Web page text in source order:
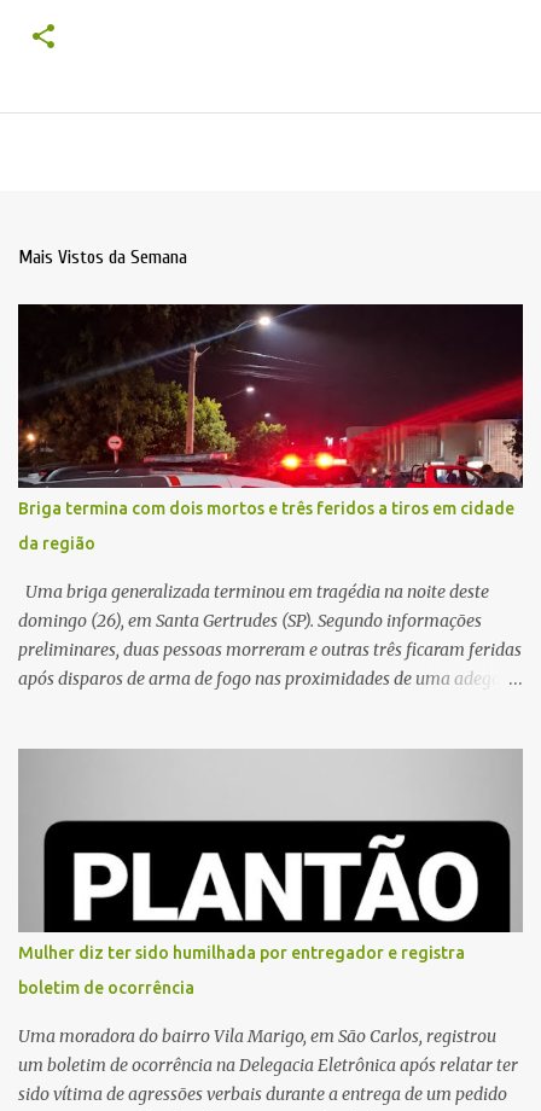
Mais Vistos da Semana
Briga termina com dois mortos e três feridos a tiros em cidade
da região
Uma briga generalizada terminou em tragédia na noite deste
domingo (26), em Santa Gertrudes (SP). Segundo informações
preliminares, duas pessoas morreram e outras três ficaram feridas
após disparos de arma de fogo nas proximidades de uma adega. O
diversos disparos. Duas vítimas morreram ainda no local. Outras
três pessoas foram baleadas e socorridas. Até o momento, não
foram divulgadas informações oficiais sobre o estado de saúde dos
feridos. Equipes da Polícia Militar de Santa Gertrudes atenderam a
ocorrência e isolaram a área para o trabalho da perícia. Até a
última atualização, nenhum suspeito havia sido preso. A Polícia
Civil investigará a motivação da briga, a autoria dos disparos e as
circunstâncias do crime. A ocorrência segue em anda...
Mulher diz ter sido humilhada por entregador e registra
boletim de ocorrência
Uma moradora do bairro Vila Marigo, em São Carlos, registrou
um boletim de ocorrência na Delegacia Eletrônica após relatar ter
sido vítima de agressões verbais durante a entrega de um pedido